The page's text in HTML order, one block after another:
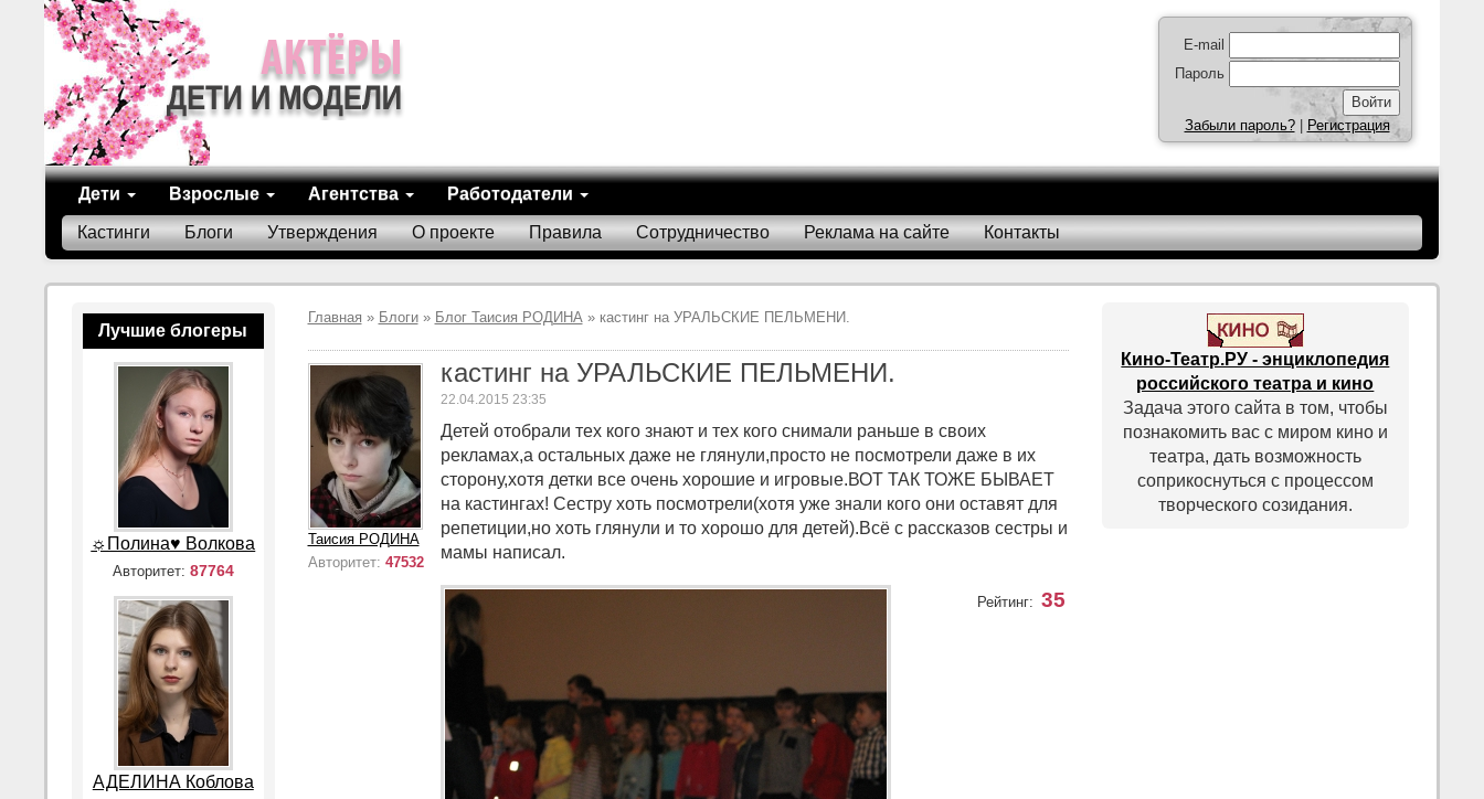
E-mail
Пароль
Забыли пароль?| Регистрация
Дети Взрослые Агентства Работодатели
Кастинги Блоги Утверждения О проекте Правила Сотрудничество Реклама на сайте Контакты
Главная » Блоги» Блог Таисия РОДИНА» кастинг на УРАЛЬСКИЕ ПЕЛЬМЕНИ.
Таисия РОДИНА
Авторитет: 47532
кастинг на УРАЛЬСКИЕ ПЕЛЬМЕНИ.
22.04.2015 23:35
Детей отобрали тех кого знают и тех кого снимали раньше в своих
рекламах,а остальных даже не глянули,просто не посмотрели даже в их
сторону,хотя детки все очень хорошие и игровые.ВОТ ТАК ТОЖЕ БЫВАЕТ
на кастингах! Сестру хоть посмотрели(хотя уже знали кого они оставят для
репетиции,но хоть глянули и то хорошо для детей).Всё с рассказов сестры и
мамы написал.
Рейтинг: 35
Лучшие блогеры
☼Полина♥ Волкова
Авторитет: 87764
АДЕЛИНА Коблова
Кино-Театр.РУ - энциклопедия
российского театра и кино
Задача этого сайта в том, чтобы
познакомить вас с миром кино и
театра, дать возможность
соприкоснуться с процессом
творческого созидания.